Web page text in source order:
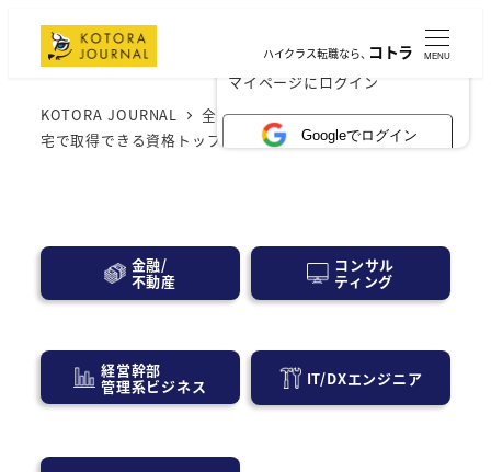
×
マイページにログイン
Googleでログイン
ハイクラス転職なら、コトラ MENU
KOTORA JOURNAL 全般
おうち時間を有効活用！在
宅で取得できる資格トップ10
金融/
不動産
コンサル
ティング
経営幹部
管理系ビジネス IT/DXエンジニア